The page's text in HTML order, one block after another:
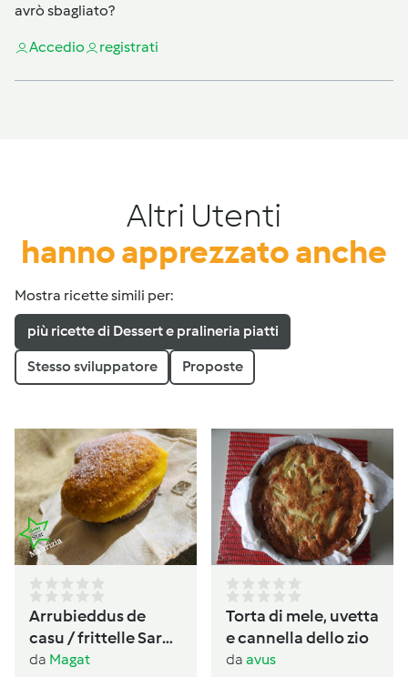
avrò sbagliato?
Accedio registrati
Altri Utenti
hanno apprezzato anche
Mostra ricette simili per:
più ricette di Dessert e pralineria piatti
Stesso sviluppatore Proposte
Arrubieddus de
casu / frittelle Sarde
al formaggio di
da Magat
Torta di mele, uvetta
e cannella dello zio
da avus